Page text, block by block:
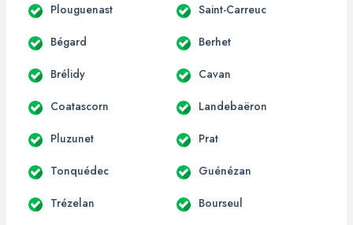
Plouguenast Saint-Carreuc
Bégard Berhet
Brélidy Cavan
Coatascorn Landebaëron
Pluzunet Prat
Tonquédec Guénézan
Trézelan Bourseul